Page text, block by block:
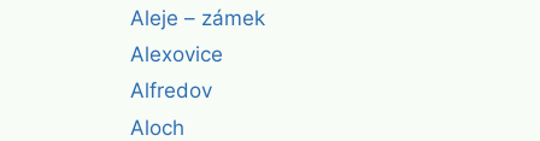
Aleje – zámek
Alexovice
Alfredov
Aloch